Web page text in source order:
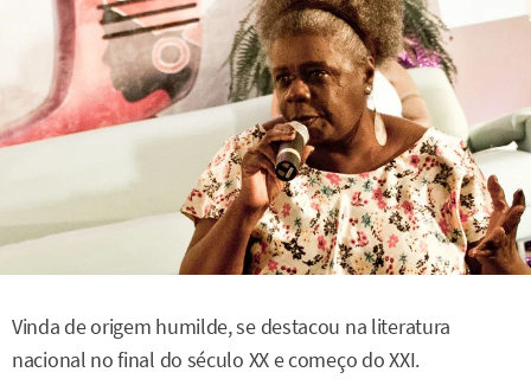
Vinda de origem humilde, se destacou na literatura
nacional no final do século XX e começo do XXI.